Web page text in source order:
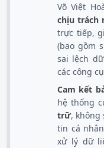
Võ Việt
chịu trách
trực tiếp,
(bao gồm
sai lệch
các công
Cam kết
hệ thống
trữ, không
tin cá
xử lý dữ